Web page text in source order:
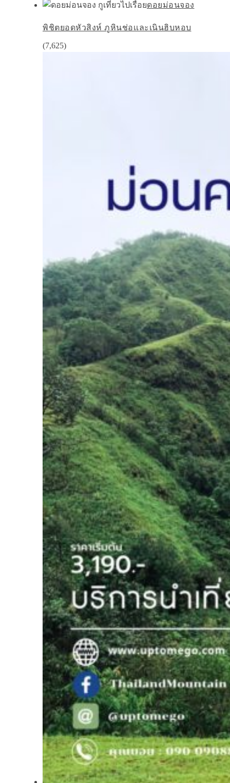
ดอยม่อนจอง
พิชิตยอดหัวสิงห์ ภูหินช่อเเละเนินฮิบหอบ
(7,625)